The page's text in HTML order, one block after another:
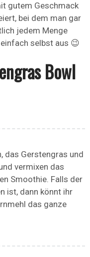
gutem Geschmack
bei dem man gar
jedem Menge
selbst aus 😉
Bowl
das Gerstengras und
vermixen das
Smoothie. Falls der
ist, dann könnt ihr
das ganze